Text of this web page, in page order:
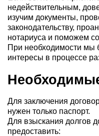
недействительным,
изучим документы,
законодательству,
нотариуса и поможем
При необходимости мы
интересы в процессе
Для заключения
нужен только паспорт.
Для взыскания долгов
предоставить: